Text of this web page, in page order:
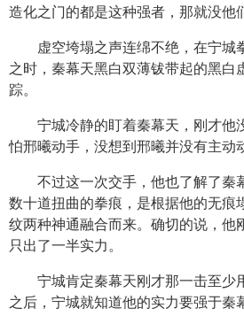
造化之门的都是这种强者，那就没他
虚空垮塌之声连绵不绝，在宁城
之时，秦幕天黑白双薄钹带起的黑白
踪。
宁城冷静的盯着秦幕天，刚才他
怕邢曦动手，没想到邢曦并没有主动
不过这一次交手，他也了解了秦
数十道扭曲的拳痕，是根据他的无痕
纹两种神通融合而来。确切的说，他
只出了一半实力。
宁城肯定秦幕天刚才那一击至少
之后，宁城就知道他的实力要强于秦